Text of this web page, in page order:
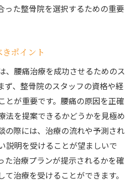
った整骨院を選択するための重要
ポイント
、腰痛治療を成功させるためのス
ず、整骨院のスタッフの資格や経
とが重要です。腰痛の原因を正確
法を提案できるかどうかを見極め
の際には、治療の流れや予測され
説明を受けることが望ましいで
た治療プランが提示されるかを確
治療を受けることができます。